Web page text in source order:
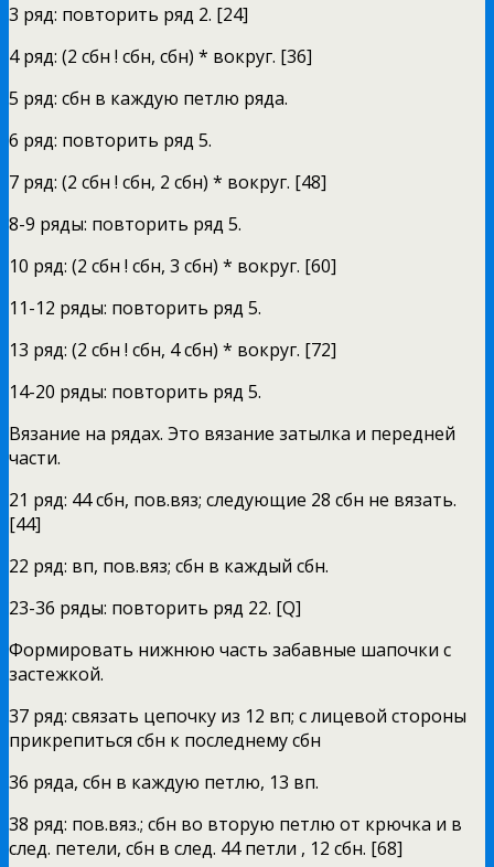
3 ряд: повторить ряд 2. [24]
4 ряд: (2 сбн ! сбн, сбн) * вокруг. [36]
5 ряд: сбн в каждую петлю ряда.
6 ряд: повторить ряд 5.
7 ряд: (2 сбн ! сбн, 2 сбн) * вокруг. [48]
8-9 ряды: повторить ряд 5.
10 ряд: (2 сбн ! сбн, 3 сбн) * вокруг. [60]
11-12 ряды: повторить ряд 5.
13 ряд: (2 сбн ! сбн, 4 сбн) * вокруг. [72]
14-20 ряды: повторить ряд 5.
Вязание на рядах. Это вязание затылка и передней
части.
21 ряд: 44 сбн, пов.вяз; следующие 28 сбн не вязать.
[44]
22 ряд: вп, пов.вяз; сбн в каждый сбн.
23-36 ряды: повторить ряд 22. [Q]
Формировать нижнюю часть забавные шапочки с
застежкой.
37 ряд: связать цепочку из 12 вп; с лицевой стороны
прикрепиться сбн к последнему сбн
36 ряда, сбн в каждую петлю, 13 вп.
38 ряд: пов.вяз.; сбн во вторую петлю от крючка и в
след. петели, сбн в след. 44 петли , 12 сбн. [68]